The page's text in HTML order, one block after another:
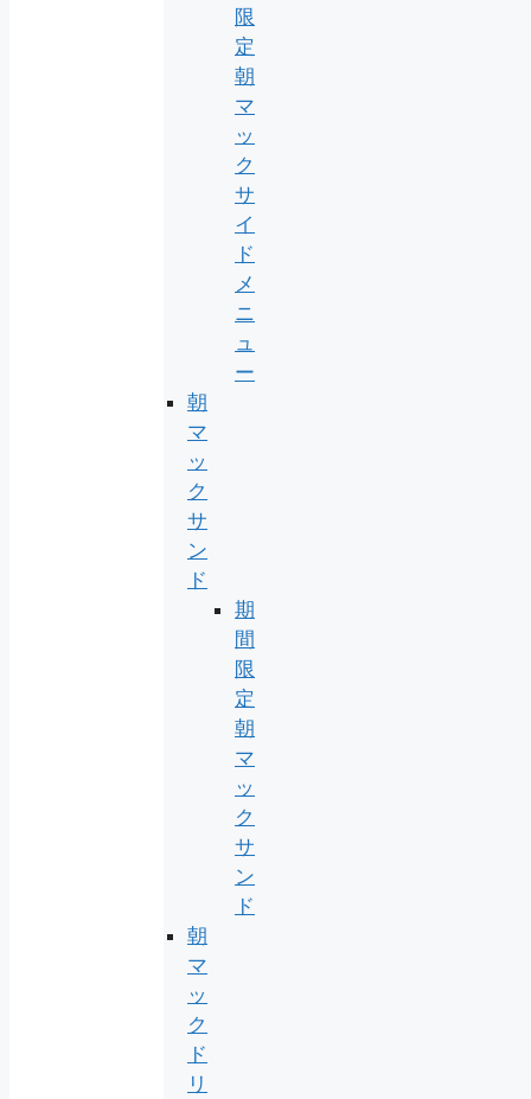
限
定
朝
マ
ッ
ク
サ
イ
ド
メ
ニ
ュ
ー
朝
マ
ッ
ク
サ
ン
ド
期
間
限
定
朝
マ
ッ
ク
サ
ン
ド
朝
マ
ッ
ク
ド
リ